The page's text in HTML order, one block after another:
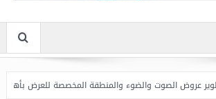
الصوت والضوء والمنطقة المخصصة للعرض بأهرامات